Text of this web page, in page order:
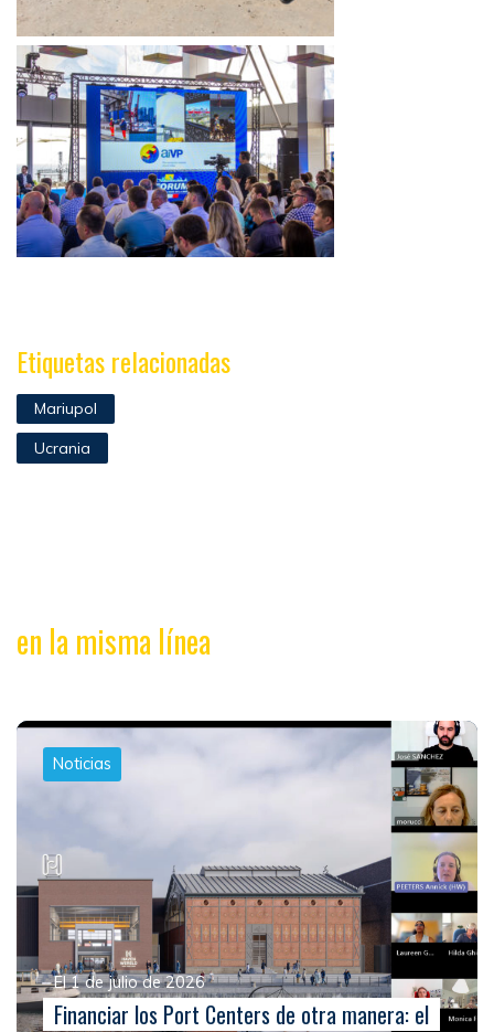
Etiquetas relacionadas
Mariupol
Ucrania
en la misma línea
Noticias
El 1 de julio de 2026
Financiar los Port Centers de otra manera: el